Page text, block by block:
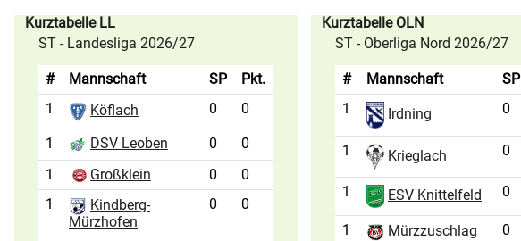
Kurztabelle LL
ST - Landesliga 2026/27
# Mannschaft SP
Pkt.
1
Köflach 0 0
1 DSV Leoben 0
0
1
Großklein 0
0
1
Kindberg-
Mürzhofen
0 0
Kurztabelle OLN
ST - Oberliga Nord 2026/27
# Mannschaft SP
1
Irdning 0
1 Krieglach 0
1 ESV Knittelfeld 0
1 Mürzzuschlag 0